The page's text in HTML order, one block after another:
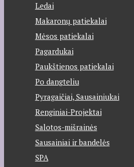
Ledai
Makaronų patiekalai
Mėsos patiekalai
Pagardukai
Paukštienos patiekalai
Po dangteliu
Pyragaičiai, Sausainiukai
Renginiai-Projektai
Salotos-mišrainės
Sausainiai ir bandelės
SPA